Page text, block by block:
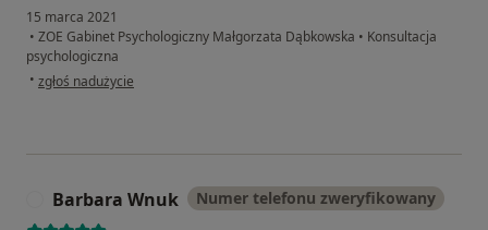
15 marca 2021
• ZOE Gabinet Psychologiczny Małgorzata Dąbkowska • Konsultacja
psychologiczna
• w opinii użytkownika Katarzyna
zgłoś nadużycie
Barbara Wnuk Numer telefonu zweryfikowany